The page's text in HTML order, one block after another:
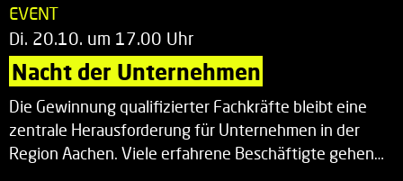
EVENT
Di. 20.10. um 17.00 Uhr
Nacht der Unternehmen
Die Gewinnung qualifizierter Fachkräfte bleibt eine
zentrale Herausforderung für Unternehmen in der
Region Aachen. Viele erfahrene Beschäftigte gehen…